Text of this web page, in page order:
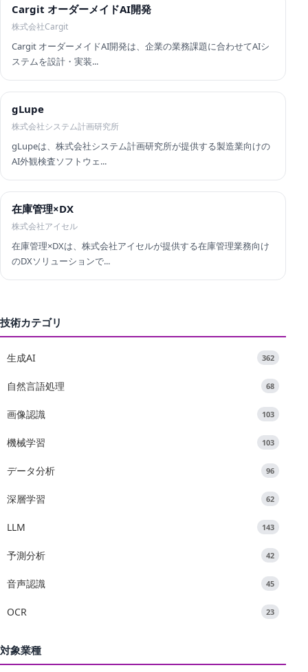
Cargit オーダーメイドAI開発
株式会社Cargit
Cargit オーダーメイドAI開発は、企業の業務課題に合わせてAIシ
ステムを設計・実装...
gLupe
株式会社システム計画研究所
gLupeは、株式会社システム計画研究所が提供する製造業向けの
AI外観検査ソフトウェ...
在庫管理×DX
株式会社アイセル
在庫管理×DXは、株式会社アイセルが提供する在庫管理業務向け
のDXソリューションで...
技術カテゴリ
生成AI 362
自然言語処理 68
画像認識 103
機械学習 103
データ分析 96
深層学習 62
LLM 143
予測分析 42
音声認識 45
OCR 23
対象業種